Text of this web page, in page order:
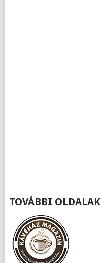
TOVÁBBI OLDALAK